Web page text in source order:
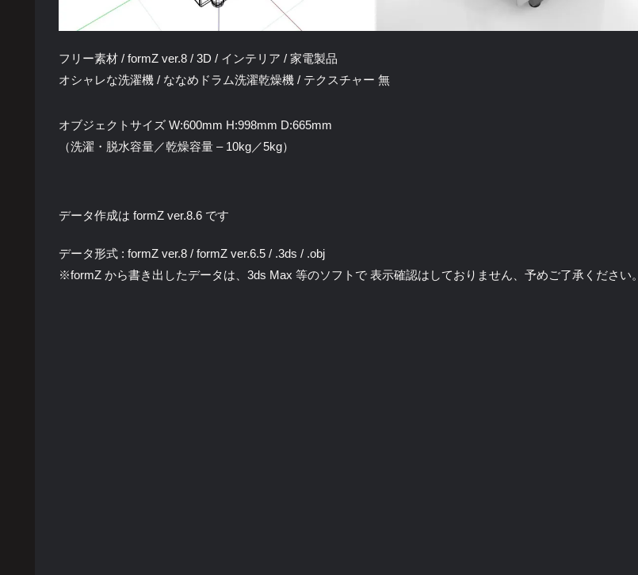
フリー素材 / formZ ver.8 / 3D / インテリア / 家電製品
オシャレな洗濯機 / ななめドラム洗濯乾燥機 / テクスチャー 無
オブジェクトサイズ W:600mm H:998mm D:665mm
（洗濯・脱水容量／乾燥容量 – 10kg／5kg）
データ作成は formZ ver.8.6 です
データ形式 : formZ ver.8 / formZ ver.6.5 / .3ds / .obj
※formZ から書き出したデータは、3ds Max 等のソフトで 表示確認はしておりません、予めご了承ください。